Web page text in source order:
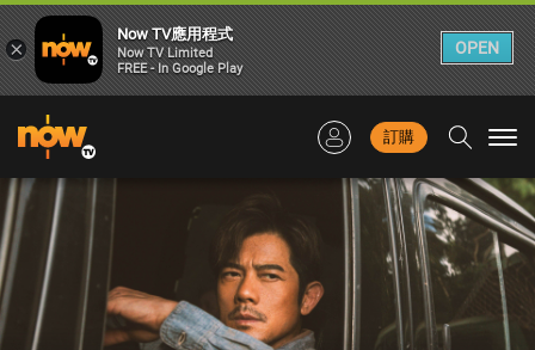
訂購
×
Now TV應用程式
Now TV Limited
FREE - In Google Play
OPEN